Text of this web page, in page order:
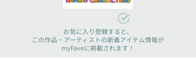
お気に入り登録すると、
この作品・アーティストの新着アイテム情報が
myFaveに掲載されます！